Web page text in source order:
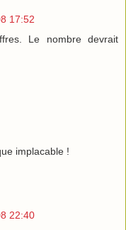
17:52
Le nombre devrait
implacable !
22:40